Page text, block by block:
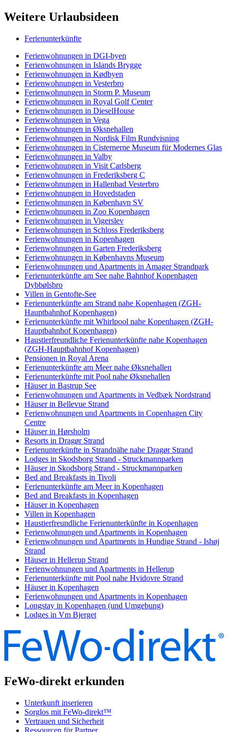
Weitere Urlaubsideen
Ferienunterkünfte
Ferienwohnungen in DGI-byen
Ferienwohnungen in Islands Brygge
Ferienwohnungen in Kødbyen
Ferienwohnungen in Vesterbro
Ferienwohnungen in Storm P. Museum
Ferienwohnungen in Royal Golf Center
Ferienwohnungen in DieselHouse
Ferienwohnungen in Vega
Ferienwohnungen in Øksnehallen
Ferienwohnungen in Nordisk Film Rundvisning
Ferienwohnungen in Cisternerne Museum für Modernes Glas
Ferienwohnungen in Valby
Ferienwohnungen in Visit Carlsberg
Ferienwohnungen in Frederiksberg C
Ferienwohnungen in Hallenbad Vesterbro
Ferienwohnungen in Hovedstaden
Ferienwohnungen in København SV
Ferienwohnungen in Zoo Kopenhagen
Ferienwohnungen in Vigerslev
Ferienwohnungen in Schloss Frederiksberg
Ferienwohnungen in Kopenhagen
Ferienwohnungen in Garten Frederiksberg
Ferienwohnungen in Københavns Museum
Ferienwohnungen und Apartments in Amager Strandpark
Ferienunterkünfte am See nahe Bahnhof Kopenhagen
Dybbølsbro
Villen in Gentofte-See
Ferienunterkünfte am Strand nahe Kopenhagen (ZGH-
Hauptbahnhof Kopenhagen)
Ferienunterkünfte mit Whirlpool nahe Kopenhagen (ZGH-
Hauptbahnhof Kopenhagen)
Haustierfreundliche Ferienunterkünfte nahe Kopenhagen
(ZGH-Hauptbahnhof Kopenhagen)
Pensionen in Royal Arena
Ferienunterkünfte am Meer nahe Øksnehallen
Ferienunterkünfte mit Pool nahe Øksnehallen
Häuser in Bastrup See
Ferienwohnungen und Apartments in Vedbæk Nordstrand
Häuser in Bellevue Strand
Ferienwohnungen und Apartments in Copenhagen City
Centre
Häuser in Hørsholm
Resorts in Dragør Strand
Ferienunterkünfte in Strandnähe nahe Dragør Strand
Lodges in Skodsborg Strand - Struckmannparken
Häuser in Skodsborg Strand - Struckmannparken
Bed and Breakfasts in Tivoli
Ferienunterkünfte am Meer in Kopenhagen
Bed and Breakfasts in Kopenhagen
Häuser in Kopenhagen
Villen in Kopenhagen
Haustierfreundliche Ferienunterkünfte in Kopenhagen
Ferienwohnungen und Apartments in Kopenhagen
Ferienwohnungen und Apartments in Hundige Strand - Ishøj
Strand
Häuser in Hellerup Strand
Ferienwohnungen und Apartments in Hellerup
Ferienunterkünfte mit Pool nahe Hvidovre Strand
Häuser in Kopenhagen
Ferienwohnungen und Apartments in Kopenhagen
Longstay in Kopenhagen (und Umgebung)
Lodges in Vm Bjerget
FeWo-direkt erkunden
Unterkunft inserieren
Sorglos mit FeWo-direkt™
Vertrauen und Sicherheit
Ressourcen für Partner